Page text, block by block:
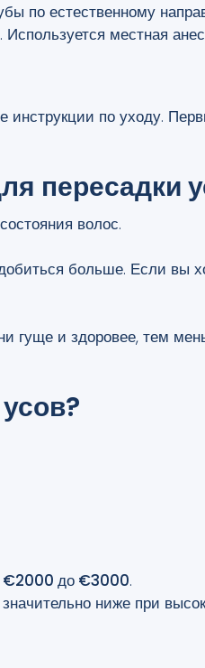
по естественному
местная
по уходу.
пересадки
волос.
больше. Если вы
гуще и здоровее, тем
€2000 до €3000.
ниже при